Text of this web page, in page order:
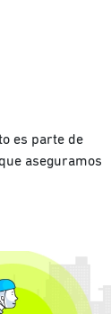
es parte de
aseguramos